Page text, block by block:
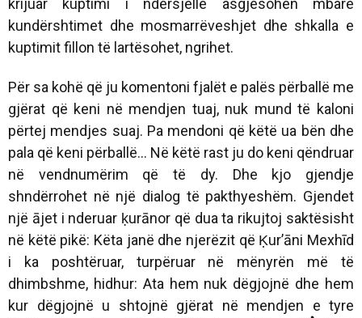
krijuar kuptimi i ndërsjellë asgjësohen mbarë
kundërshtimet dhe mosmarrëveshjet dhe shkalla e
kuptimit fillon të lartësohet, ngrihet.
Për sa kohë që ju komentoni fjalët e palës përballë me
gjërat që keni në mendjen tuaj, nuk mund të kaloni
përtej mendjes suaj. Pa mendoni që këtë ua bën dhe
pala që keni përballë... Në këtë rast ju do keni qëndruar
në vendnumërim që të dy. Dhe kjo gjendje
shndërrohet në një dialog të pakthyeshëm. Gjendet
një ājet i nderuar ḳurānor që dua ta rikujtoj saktësisht
në këtë pikë: Këta janë dhe njerëzit që Ḳur’āni Mexhīd
i ka poshtëruar, turpëruar në mënyrën më të
dhimbshme, hidhur: Ata hem nuk dëgjojnë dhe hem
kur dëgjojnë u shtojnë gjërat në mendjen e tyre